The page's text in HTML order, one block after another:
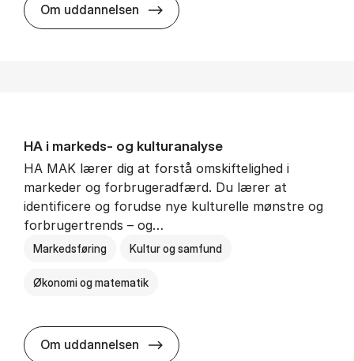
Om uddannelsen HA al­men erhvervs­økonomi
HA i mar­keds- og kul­tu­r­a­na­ly­se
HA MAK lærer dig at forstå omskiftelighed i
markeder og forbrugeradfærd. Du lærer at
identificere og forudse nye kulturelle mønstre og
forbrugertrends – og…
Markedsføring Kultur og samfund
Økonomi og matematik
Om uddannelsen HA i mar­keds- og kul­tu­r­a­na­ly­se